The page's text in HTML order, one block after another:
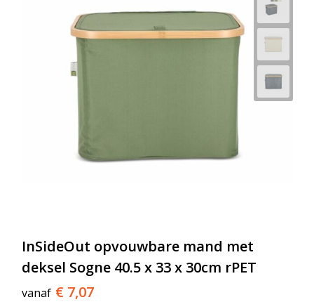
InSideOut opvouwbare mand met
deksel Sogne 40.5 x 33 x 30cm rPET
vanaf € 7,07